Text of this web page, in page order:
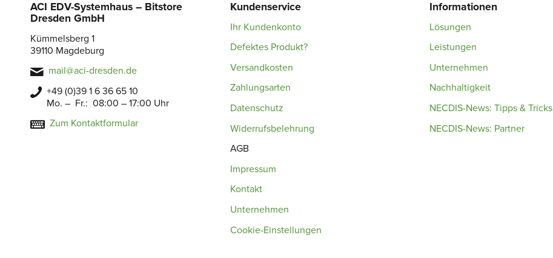
ACI EDV-Systemhaus – Bitstore
Dresden GmbH
Kümmelsberg 1
39110 Magdeburg
mail@aci-dresden.de
+49 (0)39 1 6 36 65 10
Mo. – Fr.: 08:00 – 17:00 Uhr
Zum Kontaktformular
Kundenservice
Ihr Kundenkonto
Defektes Produkt?
Versandkosten
Zahlungsarten
Datenschutz
Widerrufsbelehrung
AGB
Impressum
Kontakt
Unternehmen
Cookie-Einstellungen
Informationen
Lösungen
Leistungen
Unternehmen
Nachhaltigkeit
NECDIS-News: Tipps & Tricks
NECDIS-News: Partner